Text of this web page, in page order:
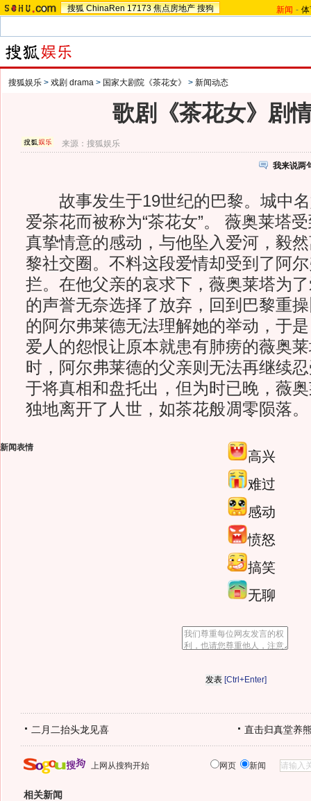
搜狐 ChinaRen 17173 焦点房地产 搜狗 新闻 -
搜狐娱乐 > 戏剧 drama > 国家大剧院《茶花女》 > 新闻动态
歌剧《茶花女》剧
来源：搜狐娱乐
我来说两
故事发生于19世纪的巴黎。城中名
爱茶花而被称为“茶花女”。 薇奥莱塔
真挚情意的感动，与他坠入爱河，毅
黎社交圈。不料这段爱情却受到了阿
拦。在他父亲的哀求下，薇奥莱塔为
的声誉无奈选择了放弃，回到巴黎重
的阿尔弗莱德无法理解她的举动，于
爱人的怨恨让原本就患有肺痨的薇奥
时，阿尔弗莱德的父亲则无法再继续
于将真相和盘托出，但为时已晚，薇
独地离开了人世，如茶花般凋零陨落。
新闻表情
高兴
难过
感动
愤怒
搞笑
无聊
[Ctrl+Enter]
二月二抬头龙见喜 直击归真堂养
上网从搜狗开始 网页 新闻
相关新闻